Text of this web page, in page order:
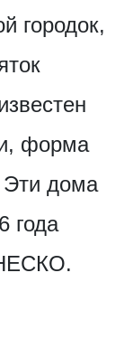
городок,
форма
Эти дома
года